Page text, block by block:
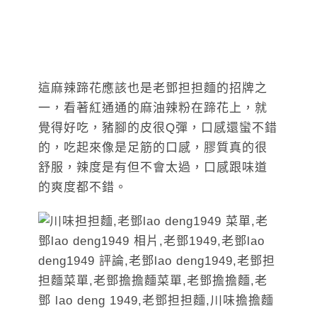
這麻辣蹄花應該也是老鄧担担麵的招牌之
一，看著紅通通的麻油辣粉在蹄花上，就
覺得好吃，豬腳的皮很Q彈，口感還蠻不錯
的，吃起來像是足筋的口感，膠質真的很
舒服，辣度是有但不會太過，口感跟味道
的爽度都不錯。